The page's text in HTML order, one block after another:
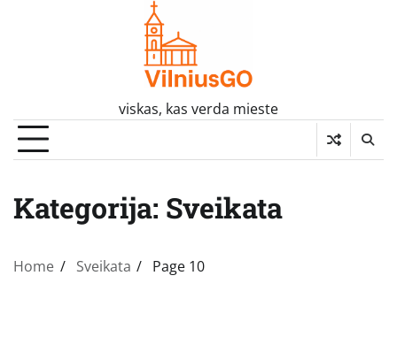
viskas, kas verda mieste
Kategorija: Sveikata
Home Sveikata Page 10